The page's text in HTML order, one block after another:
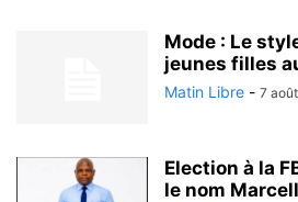
Mode : Le
jeunes filles
Matin Libre - 7
Election à la
le nom